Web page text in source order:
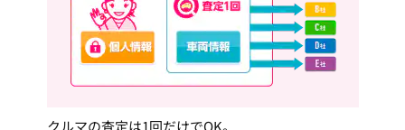
クルマの査定は1回だけでOK。